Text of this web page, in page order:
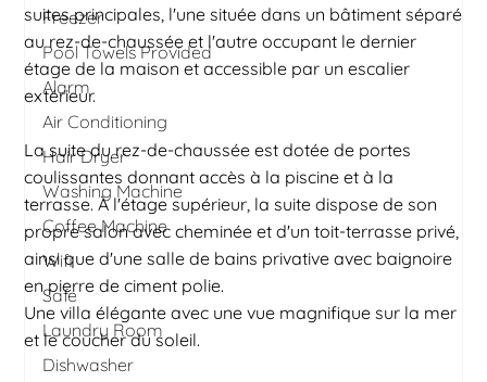
suites principales, l'une située dans un bâtiment séparé
au rez-de-chaussée et l'autre occupant le dernier
étage de la maison et accessible par un escalier
extérieur.
La suite du rez-de-chaussée est dotée de portes
coulissantes donnant accès à la piscine et à la
terrasse. À l'étage supérieur, la suite dispose de son
propre salon avec cheminée et d'un toit-terrasse privé,
ainsi que d'une salle de bains privative avec baignoire
en pierre de ciment polie.
Une villa élégante avec une vue magnifique sur la mer
et le coucher du soleil.
Freezer
Pool Towels Provided
Alarm
Air Conditioning
Hair Dryer
Washing Machine
Coffee Machine
Wifi
Safe
Laundry Room
Dishwasher